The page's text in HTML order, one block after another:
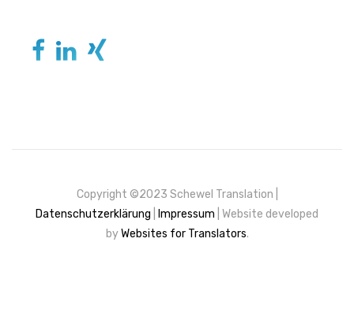
Copyright ©2023 Schewel Translation |
Datenschutzerklärung
Impressum | Website developed
byWebsites for Translators.